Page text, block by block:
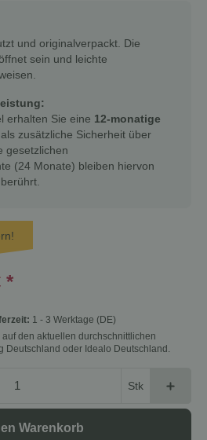
und originalverpackt. Die
sein und leichte
erhalten Sie eine 12-monatige
zusätzliche Sicherheit über
gesetzlichen
(24 Monate) bleiben hiervon
*
1 - 3 Werktage (DE)
den aktuellen durchschnittlichen
Deutschland oder Idealo Deutschland.
Stk
Warenkorb